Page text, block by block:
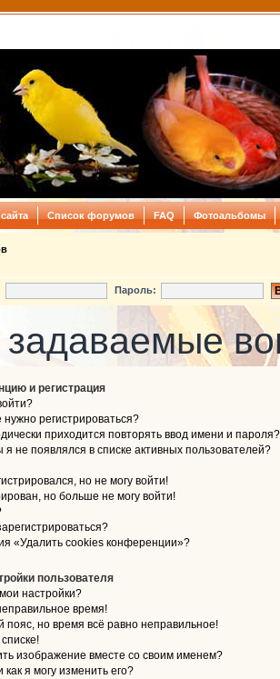
Список форумов FAQ Фотоальбомы
Пароль:
задаваемые
и регистрация
регистрироваться?
приходится повторять ввод имени и пароля?
я не появлялся в списке активных пользователей?
но не могу войти!
но больше не могу войти!
«Удалить cookies конференции»?
пользователя
настройки?
время!
пояс, но время всё равно неправильное!
изображение вместе со своим именем?
как я могу изменить его?